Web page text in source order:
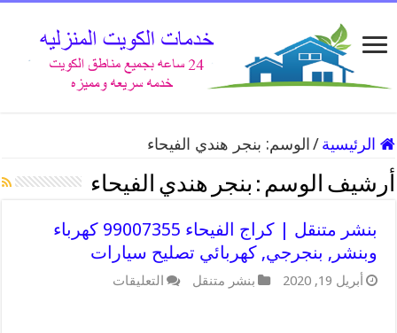
الرئيسية / الوسم: بنجر هندي الفيحاء
أرشيف الوسم : بنجر هندي الفيحاء
بنشر متنقل | كراج الفيحاء 99007355 كهرباء
وبنشر, بنجرجي, كهربائي تصليح سيارات
أبريل 19, 2020 بنشر متنقل التعليقات